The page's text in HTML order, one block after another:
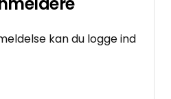
kan du logge ind